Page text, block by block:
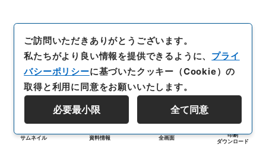
サムネイル 資料情報 全画面
印刷
ダウンロード
ご訪問いただきありがとうございます。
私たちがより良い情報を提供できるように、 プライ
バシーポリシーに基づいたクッキー（Cookie）の
取得と利用に同意をお願いいたします。
必要最小限 全て同意